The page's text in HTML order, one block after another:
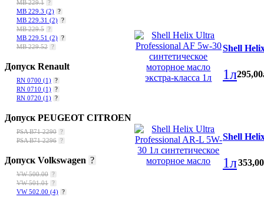
MB 229.1 ?
MB 229.3 (2) ?
MB 229.31 (2) ?
MB 229.5 ?
MB 229.51 (2) ?
MB 229.52 ?
Допуск Renault
RN 0700 (1) ?
RN 0710 (1) ?
RN 0720 (1) ?
Допуск PEUGEOT CITROEN
PSA B71 2290 ?
PSA B71 2296 ?
Допуск Volkswagen ?
VW 500.00 ?
VW 501.01 ?
VW 502.00 (4) ?
Shell
1л295,00
Shell
1л353,00